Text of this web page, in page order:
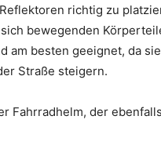
richtig zu
bewegenden
am besten geeignet, da
Straße steigern.
Fahrradhelm, der